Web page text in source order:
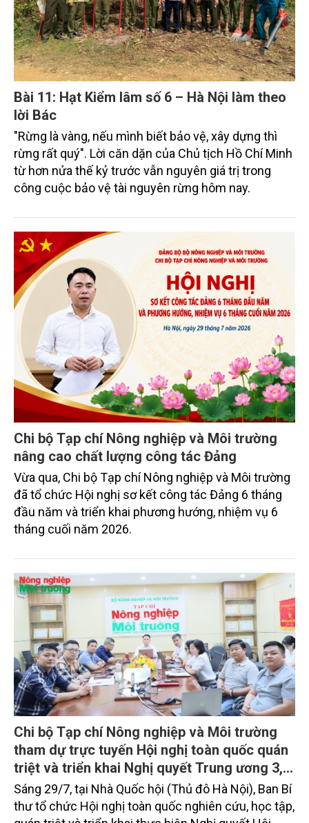
Bài 11: Hạt Kiểm lâm số 6 – Hà Nội làm theo
lời Bác
"Rừng là vàng, nếu mình biết bảo vệ, xây dựng thì
rừng rất quý". Lời căn dặn của Chủ tịch Hồ Chí Minh
từ hơn nửa thế kỷ trước vẫn nguyên giá trị trong
công cuộc bảo vệ tài nguyên rừng hôm nay.
Chi bộ Tạp chí Nông nghiệp và Môi trường
nâng cao chất lượng công tác Đảng
Vừa qua, Chi bộ Tạp chí Nông nghiệp và Môi trường
đã tổ chức Hội nghị sơ kết công tác Đảng 6 tháng
đầu năm và triển khai phương hướng, nhiệm vụ 6
tháng cuối năm 2026.
Chi bộ Tạp chí Nông nghiệp và Môi trường
tham dự trực tuyến Hội nghị toàn quốc quán
triệt và triển khai Nghị quyết Trung ương 3,
khoá XIV
Sáng 29/7, tại Nhà Quốc hội (Thủ đô Hà Nội), Ban Bí
thư tổ chức Hội nghị toàn quốc nghiên cứu, học tập,